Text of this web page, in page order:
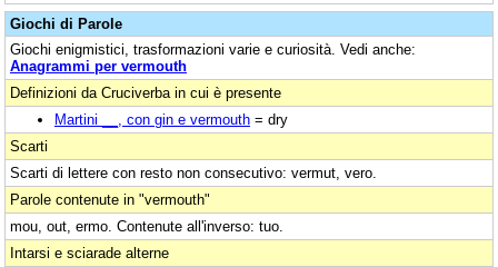
Giochi di Parole
Giochi enigmistici, trasformazioni varie e curiosità. Vedi anche:
Anagrammi per vermouth
Definizioni da Cruciverba in cui è presente
Martini __, con gin e vermouth = dry
Scarti
Scarti di lettere con resto non consecutivo: vermut, vero.
Parole contenute in "vermouth"
mou, out, ermo. Contenute all'inverso: tuo.
Intarsi e sciarade alterne